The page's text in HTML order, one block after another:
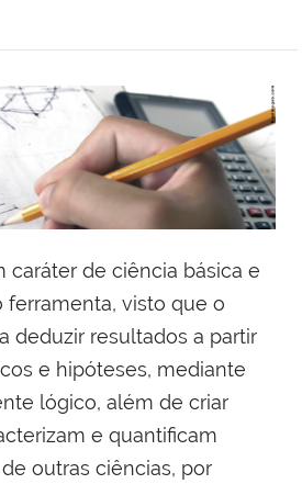
caráter de ciência básica e
visto que o
deduzir resultados a partir
e hipóteses, mediante
lógico, além de criar
e quantificam
outras ciências, por